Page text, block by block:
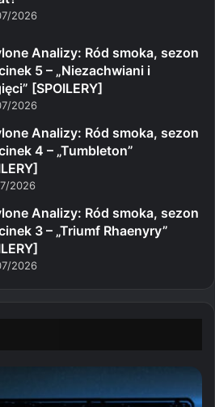
2026
Analizy: Ród smoka, sezon
5 – „Niezachwiani i
[SPOILERY]
2026
Analizy: Ród smoka, sezon
4 – „Tumbleton”
2026
Analizy: Ród smoka, sezon
3 – „Triumf Rhaenyry”
2026